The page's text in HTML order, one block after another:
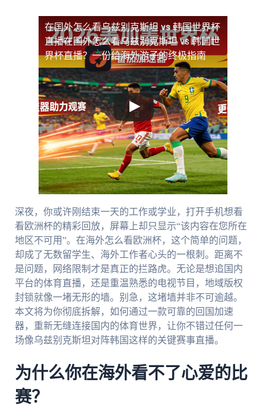
在国外怎么看乌兹别克斯坦 vs 韩国世界杯
直播在国外怎么看乌兹别克斯坦 vs 韩国世
界杯直播？一份给海外游子的终极指南
深夜，你或许刚结束一天的工作或学业，打开手机想看
看欧洲杯的精彩回放，屏幕上却只显示“该内容在您所在
地区不可用”。在海外怎么看欧洲杯，这个简单的问题，
却成了无数留学生、海外工作者心头的一根刺。距离不
是问题，网络限制才是真正的拦路虎。无论是想追国内
平台的体育直播，还是重温熟悉的电视节目，地域版权
封锁就像一堵无形的墙。别急，这堵墙并非不可逾越。
本文将为你彻底拆解，如何通过一款可靠的回国加速
器，重新无缝连接国内的体育世界，让你不错过任何一
场像乌兹别克斯坦对阵韩国这样的关键赛事直播。
为什么你在海外看不了心爱的比
赛？